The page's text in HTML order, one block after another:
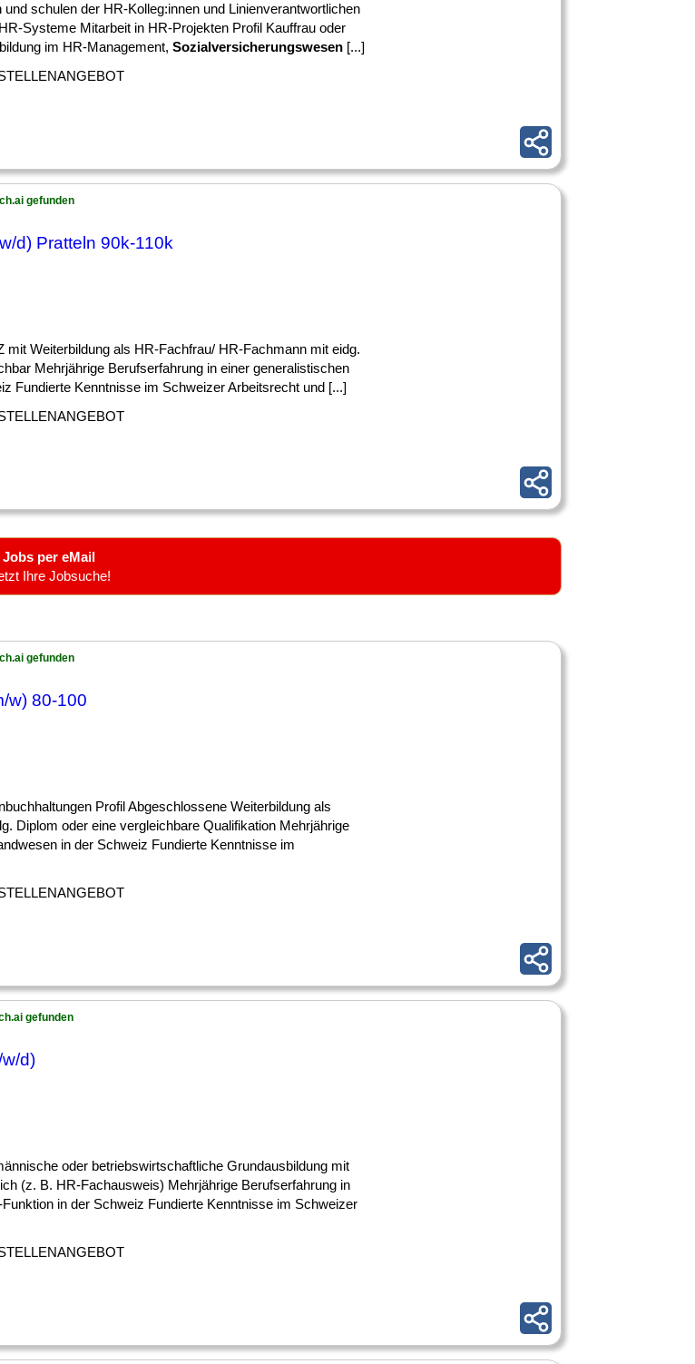
schulen der HR-Kolleg:innen und Linienverantwortlichen
Systeme Mitarbeit in HR-Projekten Profil Kauffrau oder
im HR-Management, Sozialversicherungswesen [...]
gefunden
d) Pratteln 90k-110k
mit Weiterbildung als HR-Fachfrau/ HR-Fachmann mit eidg.
Mehrjährige Berufserfahrung in einer generalistischen
Fundierte Kenntnisse im Schweizer Arbeitsrecht und [...]
Jobs per eMail
Ihre Jobsuche!
gefunden
w) 80-100
Profil Abgeschlossene Weiterbildung als
Diplom oder eine vergleichbare Qualifikation Mehrjährige
in der Schweiz Fundierte Kenntnisse im
gefunden
d)
oder betriebswirtschaftliche Grundausbildung mit
(z. B. HR-Fachausweis) Mehrjährige Berufserfahrung in
in der Schweiz Fundierte Kenntnisse im Schweizer